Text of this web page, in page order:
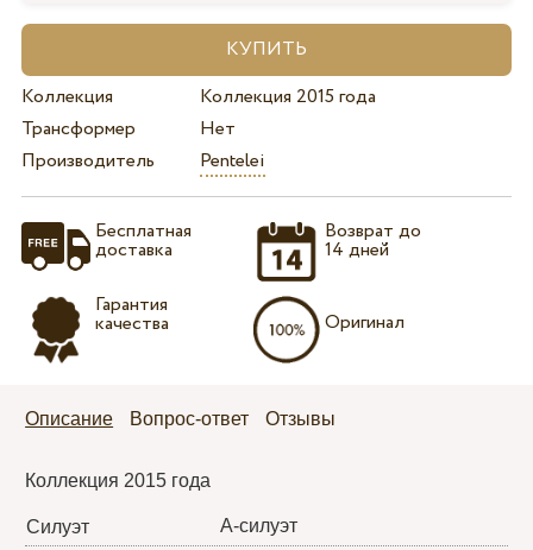
Коллекция
Коллекция 2015 года
Трансформер
Нет
Производитель
Pentelei
Бесплатная
доставка
Гарантия
качества
Возврат до
14 дней
Оригинал
Описание Вопрос-ответ Отзывы
Коллекция 2015 года
Силуэт
А-силуэт